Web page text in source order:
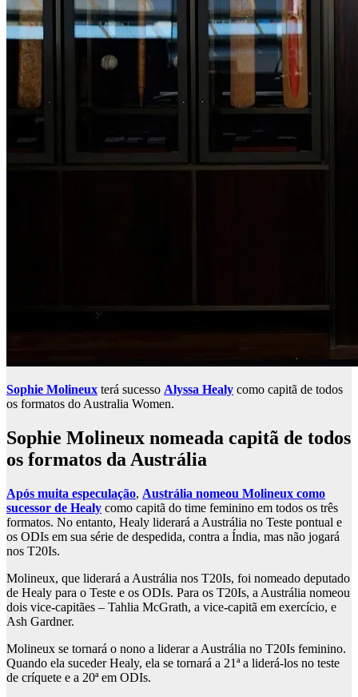
Sophie Molineux terá sucesso Alyssa Healy como capitã de todos
os formatos do Australia Women.
Sophie Molineux nomeada capitã de todos
os formatos da Austrália
Após muita especulação, Austrália nomeou Molineux como
sucessor de Healy como capitã do time feminino em todos os três
formatos. No entanto, Healy liderará a Austrália no Teste pontual e
os ODIs em sua série de despedida, contra a Índia, mas não jogará
nos T20Is.
Molineux, que liderará a Austrália nos T20Is, foi nomeado deputado
de Healy para o Teste e os ODIs. Para os T20Is, a Austrália nomeou
dois vice-capitães – Tahlia McGrath, a vice-capitã em exercício, e
Ash Gardner.
Molineux se tornará o nono a liderar a Austrália no T20Is feminino.
Quando ela suceder Healy, ela se tornará a 21ª a liderá-los no teste
de críquete e a 20ª em ODIs.